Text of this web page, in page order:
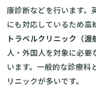
康診断などを行います。
にも対応しているため高
トラベルクリニック（渡
人・外国人を対象に必
います。一般的な診療科
リニックが多いです。